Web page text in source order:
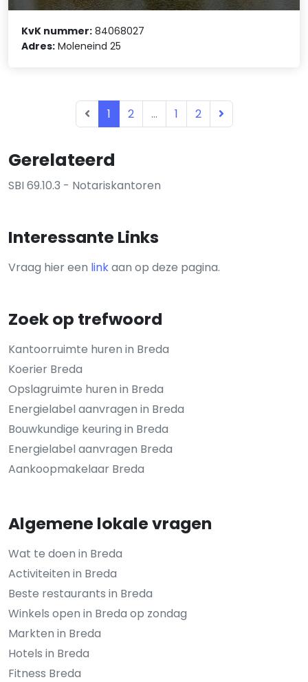
Gerelateerd
SBI 69.10.3 - Notariskantoren
Interessante Links
Vraag hier een linkaan op deze pagina.
Zoek op trefwoord
Kantoorruimte huren in Breda
Koerier Breda
Opslagruimte huren in Breda
Energielabel aanvragen in Breda
Bouwkundige keuring in Breda
Energielabel aanvragen Breda
Aankoopmakelaar Breda
Algemene lokale vragen
Wat te doen in Breda
Activiteiten in Breda
Beste restaurants in Breda
Winkels open in Breda op zondag
Markten in Breda
Hotels in Breda
Fitness Breda
KvK nummer: 84068027
Adres: Moleneind 25
1 2 ... 1 2